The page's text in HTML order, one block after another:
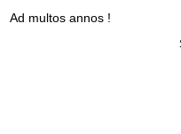
Ad multos annos !